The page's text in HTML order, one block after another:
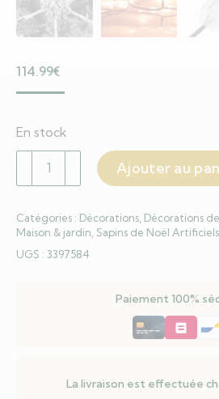
114.99€
En stock
quantité
de
Noël
artificiel
Ajouter au
Catégories : Décorations Décorations
Maison & jardin Sapins de Noël Artificiels
UGS : 3397584
Paiement 100%
La livraison est effectuée